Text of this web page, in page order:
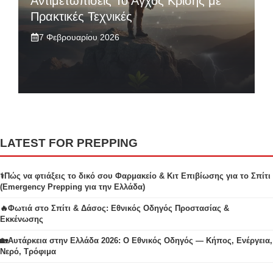
Πρακτικές Τεχνικές
7 Φεβρουαρίου 2026
LATEST FOR PREPPING
⚕️Πώς να φτιάξεις το δικό σου Φαρμακείο & Κιτ Επιβίωσης για το Σπίτι
(Emergency Prepping για την Ελλάδα)
🔥Φωτιά στο Σπίτι & Δάσος: Εθνικός Οδηγός Προστασίας &
Εκκένωσης
🏡Αυτάρκεια στην Ελλάδα 2026: Ο Εθνικός Οδηγός — Κήπος, Ενέργεια,
Νερό, Τρόφιμα